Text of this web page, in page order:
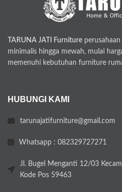
TARUNA JATI Furniture perusahaan
minimalis hingga mewah, mulai
memenuhi kebutuhan furniture
HUBUNGI KAMI
tarunajatifurniture@gmail.com
Whatsapp : 082329727271
Jl. Bugel Menganti 12/03
Kode Pos 59463